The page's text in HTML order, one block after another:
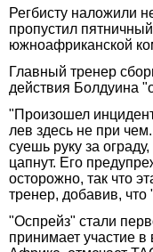
Регбисту наложили
пропустил
южноафриканской
Главный тренер
действия Болдуина
"Произошел
лев здесь не при
суешь руку за
цапнут. Его
осторожно, так что
тренер, добавив, что
"Оспрейз" стали
принимает участие